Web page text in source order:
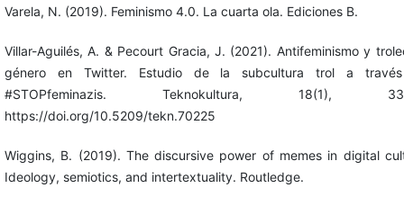
Varela, N. (2019). Feminismo 4.0. La cuarta ola. Ediciones B.
Villar-Aguilés, A. & Pecourt Gracia, J. (2021). Antifeminismo y
género en Twitter. Estudio de la subcultura trol a
#STOPfeminazis. Teknokultura, 18(1), 33-
https://doi.org/10.5209/tekn.70225
Wiggins, B. (2019). The discursive power of memes in digital
Ideology, semiotics, and intertextuality. Routledge.